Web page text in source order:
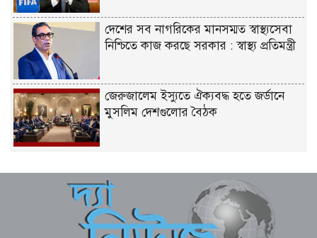
দেশের সব নাগরিকের মানসম্মত স্বাস্থ্যসেবা
নিশ্চিতে কাজ করছে সরকার : স্বাস্থ্য প্রতিমন্ত্রী
জেরুজালেম ইস্যুতে ঐক্যবদ্ধ হতে জর্ডানে
মুসলিম দেশগুলোর বৈঠক
জন, মামলা ৫৭
নড়াইলে পুলিশের অভিযানে ডাকাত গ্রেপ্তার